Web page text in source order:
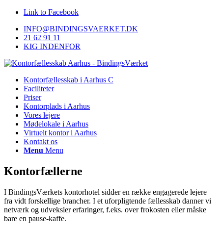
Link to Facebook
INFO@BINDINGSVAERKET.DK
21 62 91 11
KIG INDENFOR
Kontorfællesskab i Aarhus C
Faciliteter
Priser
Kontorplads i Aarhus​​
Vores lejere
Mødelokale i Aarhus
​Virtuelt kontor i Aarhus
Kontakt os
Menu Menu
Kontorfællerne
I BindingsVærkets kontorhotel sidder en række engagerede lejere
fra vidt forskellige brancher. I et uforpligtende fællesskab danner vi
netværk og udveksler erfaringer, f.eks. over frokosten eller måske
bare en pause-kaffe.